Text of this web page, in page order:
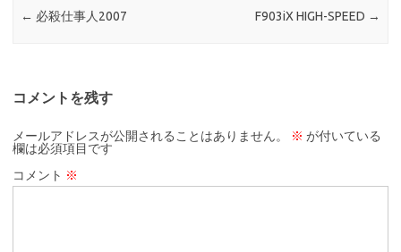
← 必殺仕事人2007 F903iX HIGH-SPEED →
コメントを残す
メールアドレスが公開されることはありません。 ※ が付いている
欄は必須項目です
コメント ※